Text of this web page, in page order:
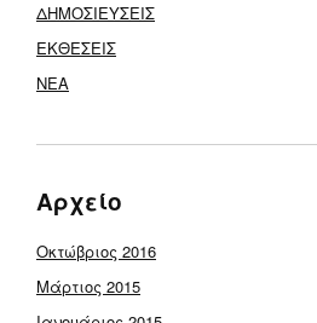
ΔΗΜΟΣΙΕΥΣΕΙΣ
ΕΚΘΕΣΕΙΣ
ΝΕΑ
Αρχείο
Οκτώβριος 2016
Μάρτιος 2015